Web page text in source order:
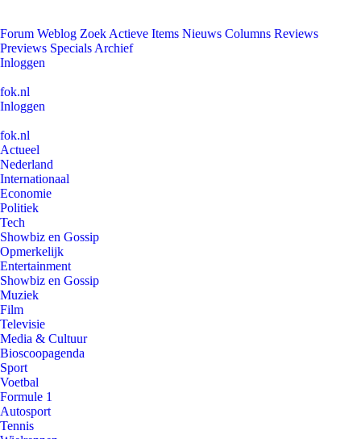
Forum Weblog Zoek Actieve Items Nieuws Columns Reviews
Previews Specials Archief
Inloggen
fok.nl
Inloggen
fok.nl
Actueel
Nederland
Internationaal
Economie
Politiek
Tech
Showbiz en Gossip
Opmerkelijk
Entertainment
Showbiz en Gossip
Muziek
Film
Televisie
Media & Cultuur
Bioscoopagenda
Sport
Voetbal
Formule 1
Autosport
Tennis